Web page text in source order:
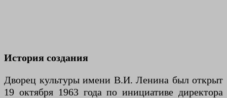
История создания
Дворец культуры имени В.И. Ленина был открыт
19 октября 1963 года по инициативе директора